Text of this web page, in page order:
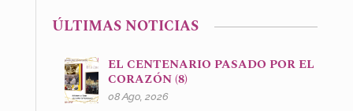
ÚLTIMAS NOTICIAS
EL CENTENARIO PASADO POR EL
CORAZÓN (8)
08 Ago, 2026